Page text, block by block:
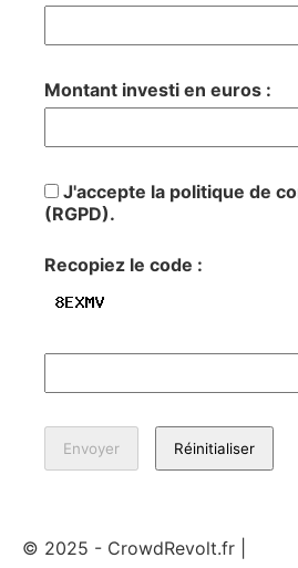
Montant investi en euros :
J'accepte la politique de
(RGPD).
Recopiez le code :
© 2025 - CrowdRevolt.fr |